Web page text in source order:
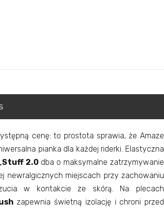
cenę: to prostota sprawia, że Amaze
pianka dla każdej riderki. Elastyczna
2.0 dba o maksymalne zatrzymywanie
newralgicznych miejscach przy zachowaniu
w kontakcie ze skórą. Na plecach
zapewnia świetną izolację i chroni przed